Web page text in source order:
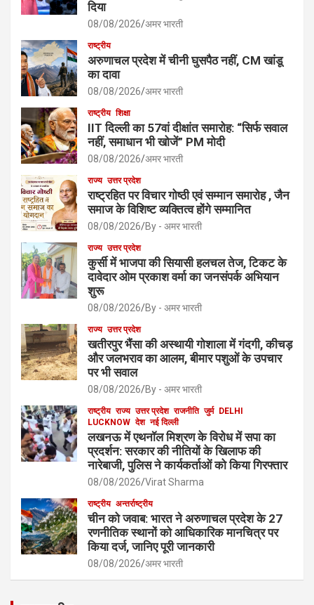
दिया
08/08/2026 अमर भारती
राष्ट्रीय
अरुणाचल प्रदेश में चीनी घुसपैठ नहीं, CM खांडू
का दावा
08/08/2026 अमर भारती
राष्ट्रीय शिक्षा
IIT दिल्ली का 57वां दीक्षांत समारोह: “सिर्फ सवाल
नहीं, समाधान भी खोजें” PM मोदी
08/08/2026 अमर भारती
राज्य उत्तर प्रदेश
राष्ट्रहित पर विचार गोष्ठी एवं सम्मान समारोह , जैन
समाज के विशिष्ट व्यक्तित्व होंगे सम्मानित
08/08/2026 By - अमर भारती
राज्य उत्तर प्रदेश
कुर्सी में भाजपा की सियासी हलचल तेज, टिकट के
दावेदार ओम प्रकाश वर्मा का जनसंपर्क अभियान
शुरू
08/08/2026 By - अमर भारती
राज्य उत्तर प्रदेश
खतीरपुर भैंसा की अस्थायी गोशाला में गंदगी, कीचड़
और जलभराव का आलम, बीमार पशुओं के उपचार
पर भी सवाल
08/08/2026 By - अमर भारती
राष्ट्रीय राज्य उत्तर प्रदेश राजनीति जुर्म
DELHI
LUCKNOW देश नई दिल्ली
लखनऊ में एथनॉल मिश्रण के विरोध में सपा का
प्रदर्शन: सरकार की नीतियों के खिलाफ की
नारेबाजी, पुलिस ने कार्यकर्ताओं को किया गिरफ्तार
08/08/2026 Virat Sharma
राष्ट्रीय अन्तर्राष्ट्रीय
चीन को जवाब: भारत ने अरुणाचल प्रदेश के 27
रणनीतिक स्थानों को आधिकारिक मानचित्र पर
किया दर्ज, जानिए पूरी जानकारी
08/08/2026 अमर भारती